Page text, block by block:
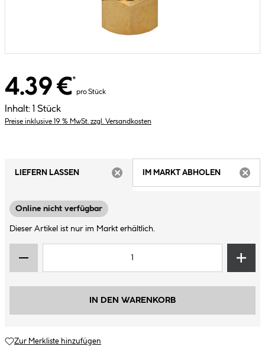
4.39 €*
pro Stück
Inhalt: 1 Stück
Preise inklusive 19 % MwSt. zzgl. Versandkosten
LIEFERN LASSEN
IM MARKT ABHOLEN
Online nicht verfügbar
Dieser Artikel ist nur im Markt erhältlich.
IN DEN WARENKORB
Zur Merkliste hinzufügen